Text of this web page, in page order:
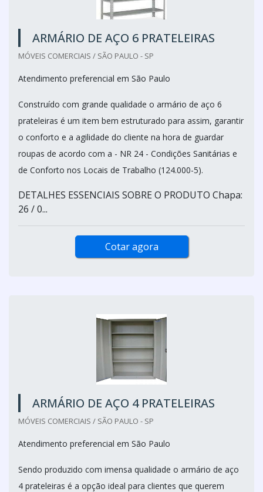
ARMÁRIO DE AÇO 6 PRATELEIRAS
MÓVEIS COMERCIAIS / SÃO PAULO - SP
Atendimento preferencial em São Paulo
Construído com grande qualidade o armário de aço 6
prateleiras é um item bem estruturado para assim, garantir
o conforto e a agilidade do cliente na hora de guardar
roupas de acordo com a - NR 24 - Condições Sanitárias e
de Conforto nos Locais de Trabalho (124.000-5).
DETALHES ESSENCIAIS SOBRE O PRODUTO Chapa:
26 / 0...
Cotar agora
ARMÁRIO DE AÇO 4 PRATELEIRAS
MÓVEIS COMERCIAIS / SÃO PAULO - SP
Atendimento preferencial em São Paulo
Sendo produzido com imensa qualidade o armário de aço
4 prateleiras é a opção ideal para clientes que querem